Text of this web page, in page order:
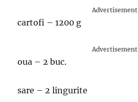
Advertisement
cartofi – 1200 g
Advertisement
oua – 2 buc.
sare – 2 lingurite